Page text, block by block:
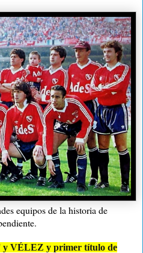
equipos de la historia de
y VÉLEZ y primer título de